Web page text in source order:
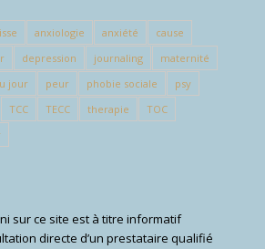
anxiologie anxiété
cause
depression journaling
maternité
jour peur phobie sociale
psy
TCC TECC therapie
TOC
sur ce site est à titre informatif
directe d’un prestataire qualifié